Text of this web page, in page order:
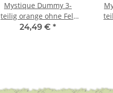
Mystique Dummy 3-
teilig orange ohne Fell
4,0kg
24,49 € *